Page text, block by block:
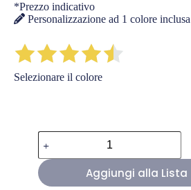
*Prezzo indicativo
Personalizzazione ad 1 colore inclusa
Selezionare il colore
Kit
da
Viaggio
con
Logo
Aggiungi alla Lista